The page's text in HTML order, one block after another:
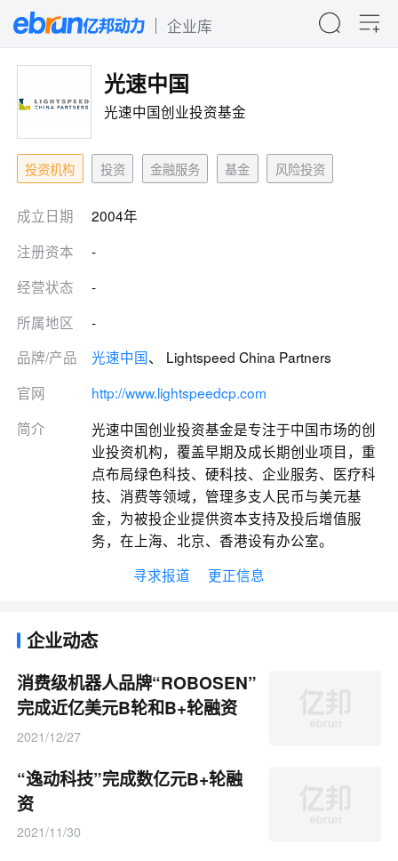
企业库
光速中国
光速中国创业投资基金
投资机构 投资 金融服务 基金 风险投资
成立日期
2004年
注册资本
-
经营状态
-
所属地区
-
品牌/产品
光速中国、 Lightspeed China Partners
官网
http://www.lightspeedcp.com
简介
光速中国创业投资基金是专注于中国市场的创
业投资机构，覆盖早期及成长期创业项目，重
点布局绿色科技、硬科技、企业服务、医疗科
技、消费等领域，管理多支人民币与美元基
金，为被投企业提供资本支持及投后增值服
务，在上海、北京、香港设有办公室。
寻求报道
更正信息
企业动态
消费级机器人品牌“ROBOSEN”
完成近亿美元B轮和B+轮融资
2021/12/27
“逸动科技”完成数亿元B+轮融
资
2021/11/30